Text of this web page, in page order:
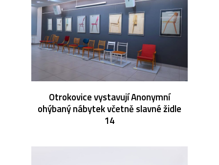
Otrokovice vystavují Anonymní
ohýbaný nábytek včetně slavné židle
14